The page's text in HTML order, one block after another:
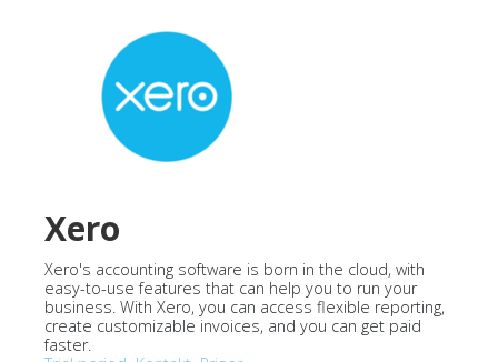
Xero
Xero's accounting software is born in the cloud, with
easy-to-use features that can help you to run your
business. With Xero, you can access flexible reporting,
create customizable invoices, and you can get paid
faster.